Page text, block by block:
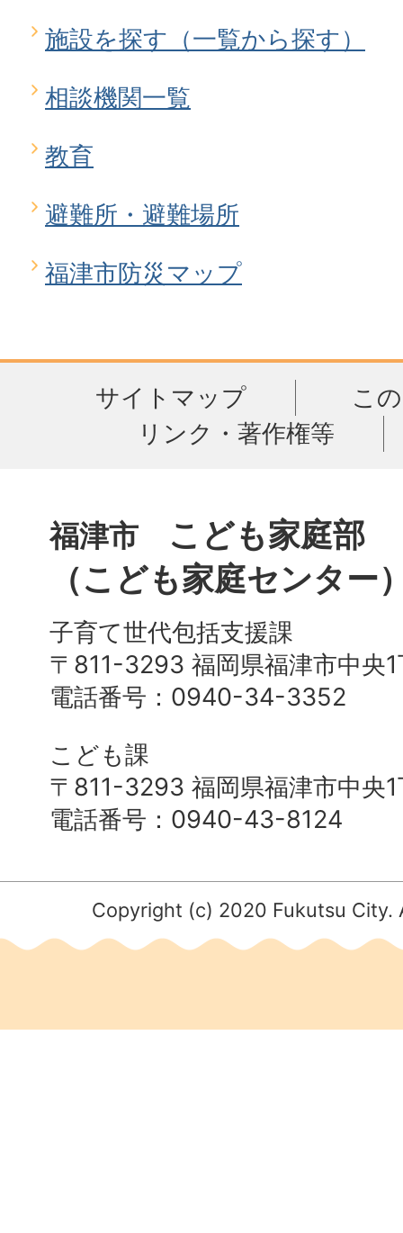
施設を探す（一覧から探す）
相談機関一覧
教育
避難所・避難場所
福津市防災マップ
サイトマップ
こ
リンク・著作権等
福津市 こども家庭部
（こども家庭センター
子育て世代包括支援課
〒811-3293 福岡県福津市中央1
電話番号：0940-34-3352
こども課
〒811-3293 福岡県福津市中央1
電話番号：0940-43-8124
Copyright (c) 2020 Fukutsu City.